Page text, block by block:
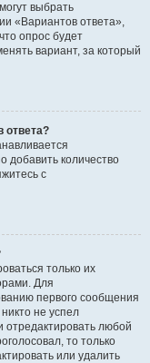
выбрать
«Вариантов ответа»,
опрос будет
вариант, за который
ответа?
добавить количество
с
только их
Для
первого сообщения
не успел
отредактировать любой
то только
или удалить